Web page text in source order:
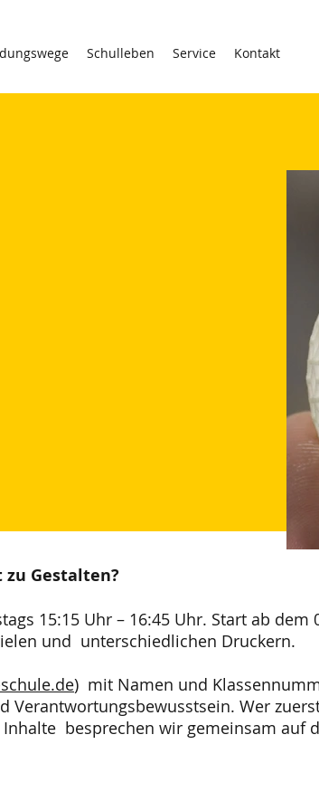
Schulleben Service Kontakt
zu Gestalten?
15:15 Uhr – 16:45 Uhr. Start ab dem
und unterschiedlichen Druckern.
) mit Namen und
Verantwortungsbewusstsein. Wer
besprechen wir gemeinsam auf